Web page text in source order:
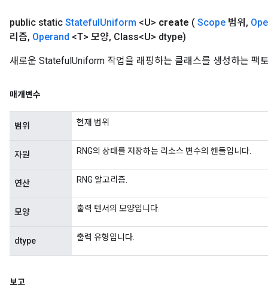
public static StatefulUniform <U> create ( Scope 범위 ,
리즘, Operand <T> 모양, Class<U> dtype)
새로운 StatefulUniform 작업을 래핑하는 클래스를 생성하는 팩
매개변수
범위 현재 범위
자원 RNG의 상태를 저장하는 리소스 변수의 핸들입니다.
연산 RNG 알고리즘.
모양 출력 텐서의 모양입니다.
dtype 출력 유형입니다.
보고